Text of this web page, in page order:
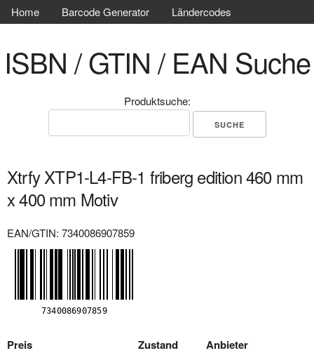
Home Barcode Generator Ländercodes
ISBN / GTIN / EAN Suche
Produktsuche:
Xtrfy XTP1-L4-FB-1 friberg edition 460 mm
x 400 mm Motiv
EAN/GTIN: 7340086907859
Preis Zustand
Anbieter